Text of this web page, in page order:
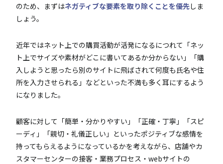
のため、まずはネガティブな要素を取り除くことを優先しま
しょう。
近年ではネット上での購買活動が活発になるにつれて「ネッ
ト上でサイズや素材がどこに書いてあるか分からない」「購
入しようと思ったら別のサイトに飛ばされて何度も氏名や住
所を入力させられる」などといった不満も多く耳にするよう
になりました。
顧客に対して「簡単・分かりやすい」「正確・丁寧」「スピ
ーディ」「親切・礼儀正しい」といったポジティブな感情を
持ってもらえるようになっているかを考えながら、店舗やカ
スタマーセンターの接客・業務プロセス・webサイトの